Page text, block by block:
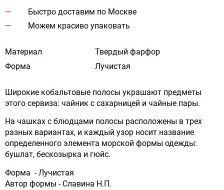
Быстро доставим по Москве
Можем красиво упаковать
Материал
Твердый фарфор
Форма
Лучистая
Широкие кобальтовые полосы украшают предметы
этого сервиза: чайник с сахарницей и чайные пары.
На чашках с блюдцами полосы расположены в трех
разных вариантах, и каждый узор носит название
определенного элемента морской формы одежды:
бушлат, бескозырка и гюйс.
Форма - Лучистая
Автор формы - Славина Н.П.